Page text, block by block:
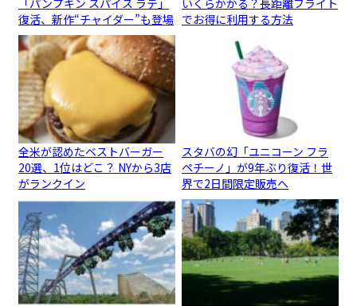
「パンプキン スパイス ラテ」
復活、新作“チャイダー”も登場
いくらかかる？長距離フライト
でお得に利用する方法
全米が認めたベストバーガー
20選、1位はどこ？ NYから3店
がランクイン
スタバの幻「ユニコーン フラ
ペチーノ」が9年ぶり復活！世
界で2日間限定販売へ